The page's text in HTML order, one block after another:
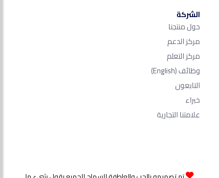
الشركة
حول منتجنا
مركز الدعم
مركز التعلم
وظائف(English)
التابعون
خبراء
علامتنا التجارية